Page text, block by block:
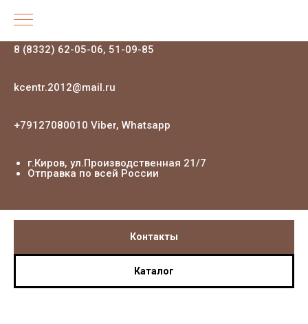
8 (8332) 62-05-06, 51-09-85
kcentr.2012@mail.ru
+79127080010 Viber, Whatsapp
г.Киров, ул.Производственная 21/7
Отправка по всей России
Контакты
Каталог